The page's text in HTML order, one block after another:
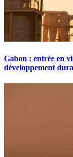
Gabon : entrée en
développement